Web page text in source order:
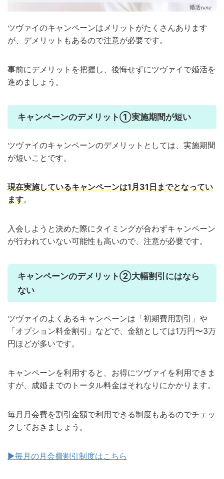
ツヴァイのキャンペーンはメリットがたくさんあります
が、デメリットもあるので注意が必要です。
事前にデメリットを把握し、後悔せずにツヴァイで婚活を
進めましょう。
キャンペーンのデメリット①実施期間が短い
ツヴァイのキャンペーンのデメリットとしては、実施期間
が短いことです。
現在実施しているキャンペーンは1月31日までとなってい
ます。
入会しようと決めた際にタイミングが合わずキャンペーン
が行われていない可能性も高いので、注意が必要です。
キャンペーンのデメリット②大幅割引にはなら
ない
ツヴァイのよくあるキャンペーンは「初期費用割引」や
「オプション料金割引」などで、金額としては1万円〜3万
円ほどが多いです。
キャンペーンを利用すると、お得にツヴァイを利用できま
すが、成婚までのトータル料金はそれなりにかかります。
毎月月会費を割引金額で利用できる制度もあるのでチェッ
クしておきましょう。
▶︎毎月の月会費割引制度はこちら